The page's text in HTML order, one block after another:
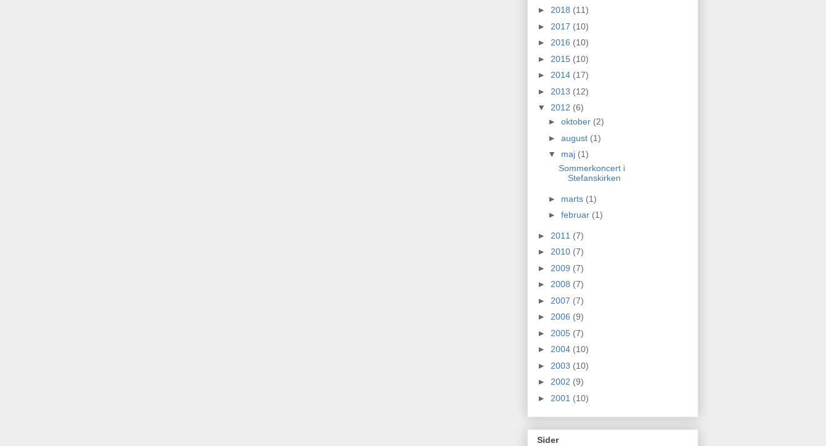
► 2018 (11)
► 2017 (10)
► 2016 (10)
► 2015 (10)
► 2014 (17)
► 2013 (12)
▼ 2012 (6)
► oktober (2)
► august (1)
▼ maj (1)
Sommerkoncert i
Stefanskirken
► marts (1)
► februar (1)
► 2011 (7)
► 2010 (7)
► 2009 (7)
► 2008 (7)
► 2007 (7)
► 2006 (9)
► 2005 (7)
► 2004 (10)
► 2003 (10)
► 2002 (9)
► 2001 (10)
Sider